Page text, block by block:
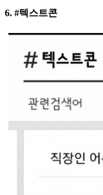
6. #텍스트콘